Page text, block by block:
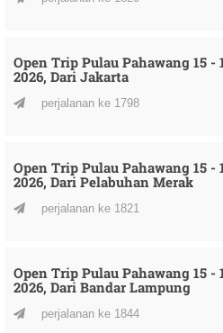
Open Trip Pulau Pahawang 15 -
2026, Dari Jakarta
perjalanan ke 1798
Open Trip Pulau Pahawang 15 -
2026, Dari Pelabuhan Merak
perjalanan ke 1821
Open Trip Pulau Pahawang 15 -
2026, Dari Bandar Lampung
perjalanan ke 1844